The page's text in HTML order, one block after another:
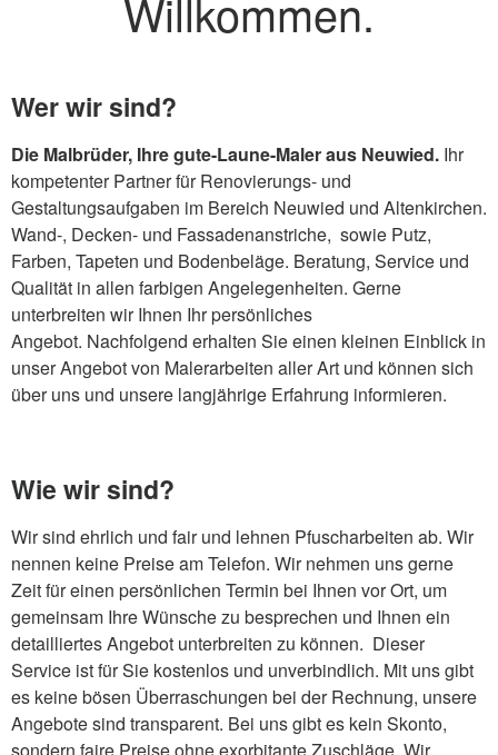
Wer wir sind?
Die Malbrüder, Ihre gute-Laune-Maler aus Neuwied. Ihr
kompetenter Partner für Renovierungs- und
Gestaltungsaufgaben im Bereich Neuwied und Altenkirchen.
Wand-, Decken- und Fassadenanstriche, sowie Putz,
Farben, Tapeten und Bodenbeläge. Beratung, Service und
Qualität in allen farbigen Angelegenheiten. Gerne
unterbreiten wir Ihnen Ihr persönliches
Angebot. Nachfolgend erhalten Sie einen kleinen Einblick in
unser Angebot von Malerarbeiten aller Art und können sich
über uns und unsere langjährige Erfahrung informieren.
Wie wir sind?
Wir sind ehrlich und fair und lehnen Pfuscharbeiten ab. Wir
nennen keine Preise am Telefon. Wir nehmen uns gerne
Zeit für einen persönlichen Termin bei Ihnen vor Ort, um
gemeinsam Ihre Wünsche zu besprechen und Ihnen ein
detailliertes Angebot unterbreiten zu können. Dieser
Service ist für Sie kostenlos und unverbindlich. Mit uns gibt
es keine bösen Überraschungen bei der Rechnung, unsere
Angebote sind transparent. Bei uns gibt es kein Skonto,
sondern faire Preise ohne exorbitante Zuschläge. Wir